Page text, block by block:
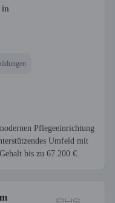
in
Pflegeeinrichtung
Umfeld mit
bis zu 67.200 €.